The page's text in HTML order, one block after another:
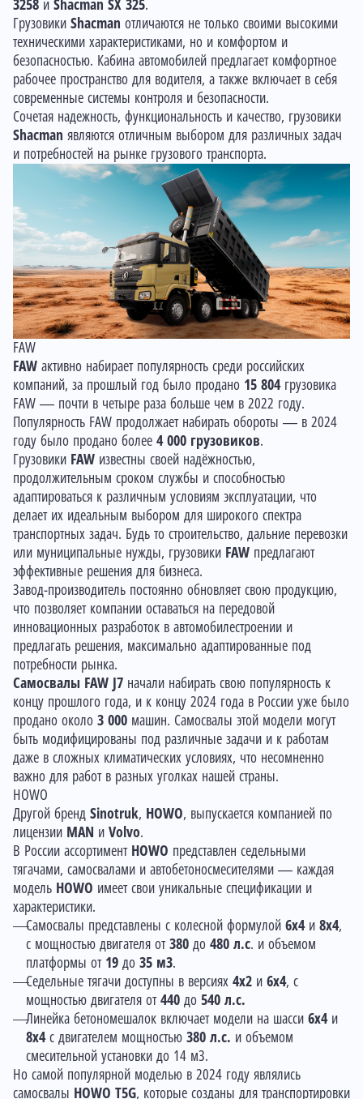
3258 и Shacman SX 325.
Грузовики Shacman отличаются не только своими высокими
техническими характеристиками, но и комфортом и
безопасностью. Кабина автомобилей предлагает комфортное
рабочее пространство для водителя, а также включает в себя
современные системы контроля и безопасности.
Сочетая надежность, функциональность и качество, грузовики
Shacman являются отличным выбором для различных задач
и потребностей на рынке грузового транспорта.
FAW
FAW активно набирает популярность среди российских
компаний, за прошлый год было продано 15 804грузовика
FAW — почти в четыре раза больше чем в 2022 году.
Популярность FAW продолжает набирать обороты — в 2024
году было продано более 4 000 грузовиков.
Грузовики FAW известны своей надёжностью,
продолжительным сроком службы и способностью
адаптироваться к различным условиям эксплуатации, что
делает их идеальным выбором для широкого спектра
транспортных задач. Будь то строительство, дальние перевозки
или муниципальные нужды, грузовики FAW предлагают
эффективные решения для бизнеса.
Завод-производитель постоянно обновляет свою продукцию,
что позволяет компании оставаться на передовой
инновационных разработок в автомобилестроении и
предлагать решения, максимально адаптированные под
потребности рынка.
Самосвалы FAW J7 начали набирать свою популярность к
концу прошлого года, и к концу 2024 года в России уже было
продано около 3 000 машин. Самосвалы этой модели могут
быть модифицированы под различные задачи и к работам
даже в сложных климатических условиях, что несомненно
важно для работ в разных уголках нашей страны.
HOWO
Другой бренд Sinotruk, HOWO, выпускается компанией по
лицензии MAN и Volvo.
В России ассортимент HOWO представлен седельными
тягачами, самосвалами и автобетоносмесителями — каждая
модель HOWO имеет свои уникальные спецификации и
характеристики.
Самосвалы представлены с колесной формулой 6x4и 8x4,
с мощностью двигателя от 380 до 480 л.с. и объемом
платформы от 19 до 35 м3.
Седельные тягачи доступны в версиях 4x2 и 6x4, с
мощностью двигателя от 440 до 540 л.с.
Линейка бетономешалок включает модели на шасси 6x4и
8x4с двигателем мощностью 380 л.с. и объемом
смесительной установки до 14 м3.
Но самой популярной моделью в 2024 году являлись
самосвалы HOWO T5G, которые созданы для транспортировки